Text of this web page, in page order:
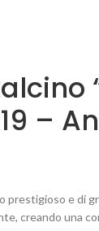
–
prestigioso e di
creando una